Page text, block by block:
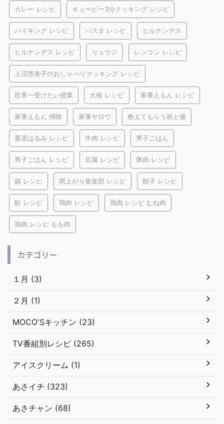
カレー レシピ キューピー3分クッキング レシピ
バイキング レシピ パスタ レシピ ヒルナンデス
ヒルナンデス レシピ リュウジ レンコン レシピ
上沼恵美子のおしゃべりクッキング レシピ
世界一受けたい授業 大根 レシピ 家事えもん レシピ
家事えもん 掃除 家事ヤロウ 教えてもらう前と後
栗原はるみ レシピ 牛肉 レシピ 男子ごはん
男子ごはん レシピ 豆腐 レシピ 豚肉 レシピ
鍋 レシピ 雨上がり食楽部 レシピ 餃子 レシピ
鮭 レシピ 鶏肉 レシピ 鶏肉 レシピ むね肉
鶏肉 レシピ もも肉
カテゴリー
１月 (3)
２月 (1)
MOCO'Sキッチン (23)
TV番組別レシピ (265)
アイスクリーム (1)
あさイチ (323)
あさチャン (68)